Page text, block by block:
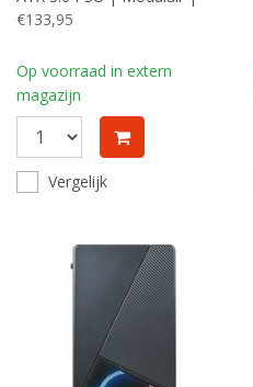
Power Supply | Voeding
€133,95
Op voorraad in extern
magazijn
Vergelijk